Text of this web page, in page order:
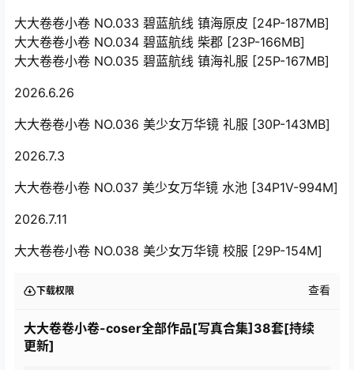
大大卷卷小卷 NO.033 碧蓝航线 镇海原皮 [24P-187MB]
大大卷卷小卷 NO.034 碧蓝航线 柴郡 [23P-166MB]
大大卷卷小卷 NO.035 碧蓝航线 镇海礼服 [25P-167MB]
2026.6.26
大大卷卷小卷 NO.036 美少女万华镜 礼服 [30P-143MB]
2026.7.3
大大卷卷小卷 NO.037 美少女万华镜 水池 [34P1V-994M]
2026.7.11
大大卷卷小卷 NO.038 美少女万华镜 校服 [29P-154M]
下载权限 查看
大大卷卷小卷-coser全部作品[写真合集]38套[持续
更新]